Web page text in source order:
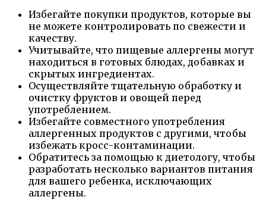
Избегайте покупки продуктов, которые вы
не можете контролировать по свежести и
качеству.
Учитывайте, что пищевые аллергены могут
находиться в готовых блюдах, добавках и
скрытых ингредиентах.
Осуществляйте тщательную обработку и
очистку фруктов и овощей перед
употреблением.
Избегайте совместного употребления
аллергенных продуктов с другими, чтобы
избежать кросс-контаминации.
Обратитесь за помощью к диетологу, чтобы
разработать несколько вариантов питания
для вашего ребенка, исключающих
аллергены.